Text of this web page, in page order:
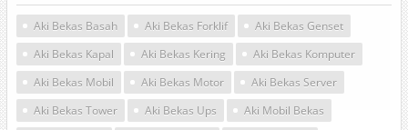
Aki Bekas Basah Aki Bekas Forklif
Aki Bekas Genset
Aki Bekas Kapal
Aki Bekas Kering
Aki Bekas Komputer
Aki Bekas Mobil
Aki Bekas Motor
Aki Bekas Server
Aki Bekas Tower
Aki Bekas Ups
Aki Mobil Bekas